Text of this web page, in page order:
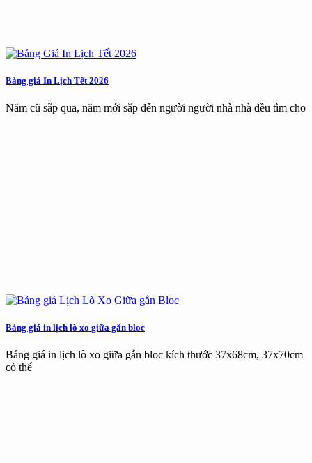
Bảng giá In Lịch Tết 2026
Năm cũ sắp qua, năm mới sắp đến người người nhà nhà đều tìm cho
Bảng giá in lịch lò xo giữa gắn bloc
Bảng giá in lịch lò xo giữa gắn bloc kích thước 37x68cm, 37x70cm
có thể